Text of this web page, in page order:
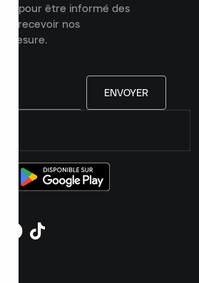
pour être informé des
et recevoir nos
mesure.
ENVOYER